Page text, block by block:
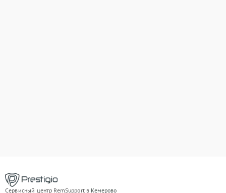
Сервисный центр RemSupport в Кемерово